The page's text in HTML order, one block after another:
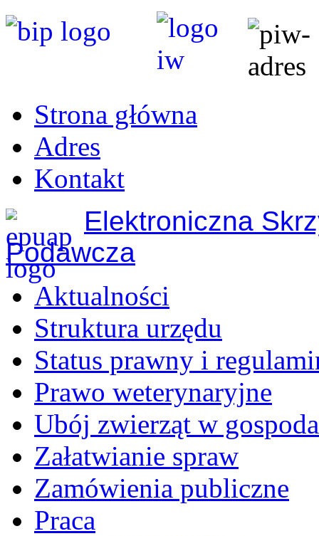
Strona główna
Adres
Kontakt
Elektroniczna
Podawcza
Aktualności
Struktura urzędu
Status prawny i
Prawo weterynaryjne
Ubój zwierząt w
Załatwianie spraw
Zamówienia publiczne
Praca